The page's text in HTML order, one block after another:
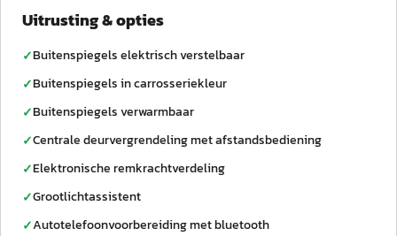
Uitrusting & opties
✓Buitenspiegels elektrisch verstelbaar
✓Buitenspiegels in carrosseriekleur
✓Buitenspiegels verwarmbaar
✓Centrale deurvergrendeling met afstandsbediening
✓Elektronische remkrachtverdeling
✓Grootlichtassistent
✓Autotelefoonvoorbereiding met bluetooth